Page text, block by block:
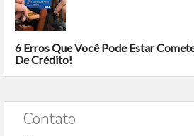
6 Erros Que Você Pode Estar
De Crédito!
Contato